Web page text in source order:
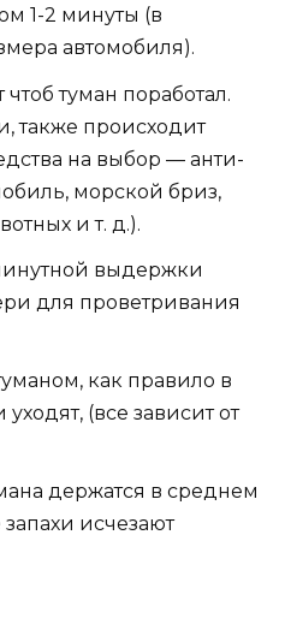
1-2 минуты (в
автомобиля).
туман поработал.
также происходит
на выбор — анти-
морской бриз,
и т. д.).
выдержки
для проветривания
как правило в
уходят, (все зависит от
держатся в среднем
исчезают